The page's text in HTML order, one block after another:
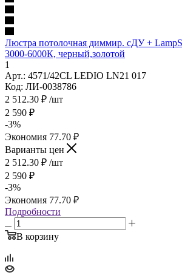
Люстра потолочная диммир. сДУ +
3000-6000К, черный,золотой
1
Арт.: 4571/42CL LEDIO LN21 017
Код: ЛИ-0038786
2 512.30 ₽ /шт
2 590 ₽
-3%
Экономия 77.70 ₽
Варианты цен
2 512.30 ₽ /шт
2 590 ₽
-3%
Экономия 77.70 ₽
Подробности
В корзину